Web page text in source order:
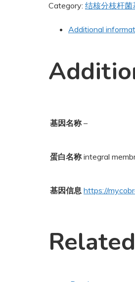
Category: 结核分枝杆菌
Additional
基因名称 –
蛋白名称 integral
基因信息 https://